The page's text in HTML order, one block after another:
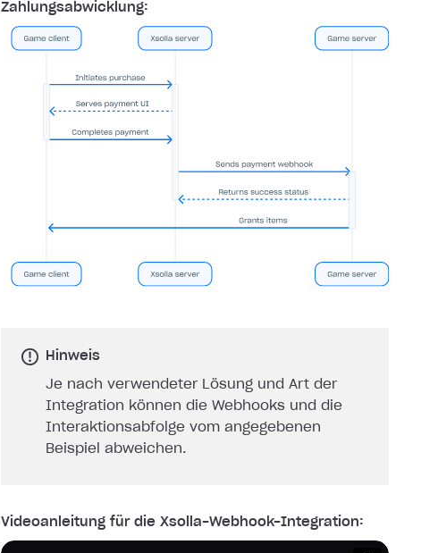
Zahlungsabwicklung:
Hinweis
Je nach verwendeter Lösung und Art der
Integration können die Webhooks und die
Interaktionsabfolge vom angegebenen
Beispiel abweichen.
Videoanleitung für die Xsolla-Webhook-Integration: